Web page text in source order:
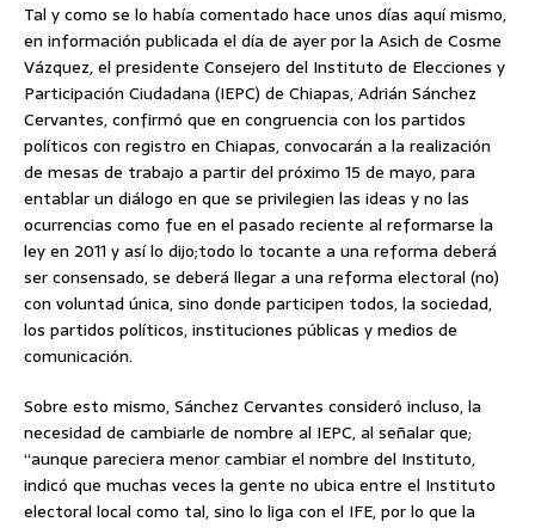
Tal y como se lo había comentado hace unos días aquí mismo,
en información publicada el día de ayer por la Asich de Cosme
Vázquez, el presidente Consejero del Instituto de Elecciones y
Participación Ciudadana (IEPC) de Chiapas, Adrián Sánchez
Cervantes, confirmó que en congruencia con los partidos
políticos con registro en Chiapas, convocarán a la realización
de mesas de trabajo a partir del próximo 15 de mayo, para
entablar un diálogo en que se privilegien las ideas y no las
ocurrencias como fue en el pasado reciente al reformarse la
ley en 2011 y así lo dijo;todo lo tocante a una reforma deberá
ser consensado, se deberá llegar a una reforma electoral (no)
con voluntad única, sino donde participen todos, la sociedad,
los partidos políticos, instituciones públicas y medios de
comunicación.
Sobre esto mismo, Sánchez Cervantes consideró incluso, la
necesidad de cambiarle de nombre al IEPC, al señalar que;
“aunque pareciera menor cambiar el nombre del Instituto,
indicó que muchas veces la gente no ubica entre el Instituto
electoral local como tal, sino lo liga con el IFE, por lo que la